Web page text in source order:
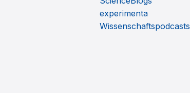
experimenta
Wissenschaftspodcasts